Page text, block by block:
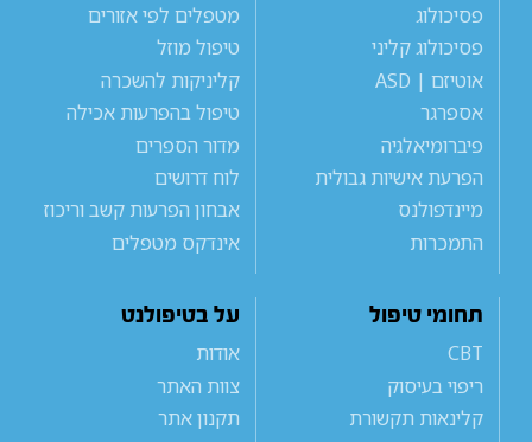
פסיכולוג
פסיכולוג קליני
אוטיזם | ASD
אספרגר
פיברומיאלגיה
הפרעת אישיות גבולית
מיינדפולנס
התמכרות
מטפלים לפי אזורים
טיפול מוזל
קליניקות להשכרה
טיפול בהפרעות אכילה
מדור הספרים
לוח דרושים
אבחון הפרעות קשב וריכוז
אינדקס מטפלים
תחומי טיפול
CBT
ריפוי בעיסוק
קלינאות תקשורת
על בטיפולנט
אודות
צוות האתר
תקנון אתר